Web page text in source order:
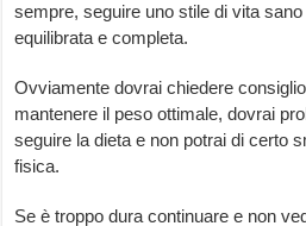
sempre, seguire uno stile di vita
equilibrata e completa.
Ovviamente dovrai chiedere
mantenere il peso ottimale, dovrai
seguire la dieta e non potrai di certo
fisica.
Se è troppo dura continuare e non